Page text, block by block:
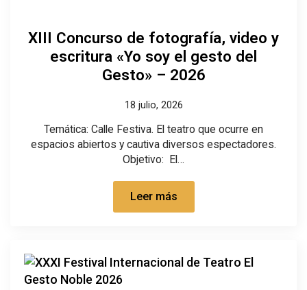
XIII Concurso de fotografía, video y
escritura «Yo soy el gesto del
Gesto» – 2026
18 julio, 2026
Temática: Calle Festiva. El teatro que ocurre en
espacios abiertos y cautiva diversos espectadores.
Objetivo: El…
Leer más